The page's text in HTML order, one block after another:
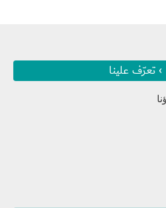
› تعرّف علينا